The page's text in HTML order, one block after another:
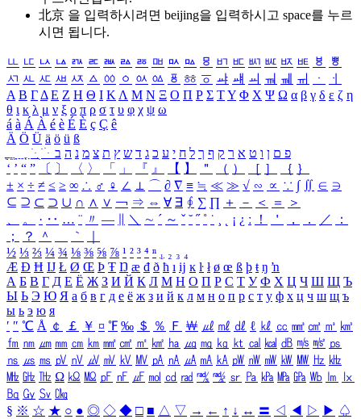
北京 을 입력하시려면 beijing을 입력하시고 space를 누르
시면 됩니다.
ㅥ ㅦ ㅧ ㅨ ㅩ ㅪ ㅫ ㅬ ㅭ ㅮ ㅯ ㅰ ㅱ ㅲ ㅳ ㅴ ㅵ ㅶ ㅷ ㅸ
ㅹ
ㅺ ㅻ ㅼ ㅽ ㅾ ㅿ ㆀ ㆁ ㆂ ㆃ ㆄ ㆅ ㆆ ㆇ ㆈ ㆉ ㆊ ㆋ ㆌ ㆍ
ㆎ
Α Β ΓΔ Ε Ζ Η Θ Ι ΚΛ Μ Ν Ξ Ο Π Ρ Σ ΤΥ Φ Χ Ψ Ω α β γ δ ε ζ η
θ ι κ λ μ ν ξ ο π ρ σ τ υ φ χ ψ ω
á à Á À é è É È ç Ç ê
Ä Ö Ü ä ö ü ß
ִֶֹ ֻּ ׁׂ פ ם ן ו ט א ר ק ף ך ל ח י ע כ ג ד ש ץ ת צ מ נ ה ב
‘ ’ “ ” 〔 〕 〈 〉 「 」 『 』 【 】 ＂ （ ） ［ ］ ｛ ｝
± × ÷ ≠ ≤ ≥ ∞ ∴ ♂ ♀ ∠ ⊥ ⌒ ∂ ∇ ≡ ≒ ≪ ≫ √ ∽ ∝ ∵ ∫ ∬ ∈ ∋
⊆ ⊇ ⊂ ⊃ ∪ ∩ ∧ ∨ ￢ ⇒ ⇔ ∀ ∃ ∮ ∑ ∏ ＋ － ＜ ＝
＞
、
。 · ‥ … ¨ 〃 ― ＼ ∼ ´ ～ ˇ ˘ ˝ ˚ ˙ ¸ ¡ ¿ ː ！ ＇ ， ． ／
：
；
？ ＾ ｀
½ ⅓ ⅔ ¼ ¾ ⅛ ⅜ ⅝ ⅞ ¹ ² ³ ⁴ ⁿ ₁ ₂ ₃ ₄
Æ Ð Ħ Ĳ Ł Ø Œ Þ Ŧ Ŋ æ đ ð ħ ı ĳ ĸ ŀ ł ø œ ß þ ŧ ŋ ŉ
А Б В Г Д Е Ё Ж З И Й К Л М Н О П Р С Т У Ф Х Ц Ч Ш Щ Ъ
Ы Ь Э Ю Я а б в г д е ё ж з и й к л м н о п р с т у ф х ц ч ш щ ъ
ы ь э ю я
′ ″ ℃ Å ￠ ￡ ￥ ¤ ℉ ‰ ＄ ％ Ｆ ￦ ㎕ ㎖ ㎗ ℓ ㎘ ㏄ ㎣ ㎤ ㎥ ㎦
㎙ ㎚ ㎛ ㎜ ㎝ ㎞ ㎟ ㎠ ㎡ ㎢ ㏊ ㎍ ㎎ ㎏ ㏏ ㎈ ㎉ ㏈ ㎧ ㎨ ㎰
㎱ ㎲ ㎳ ㎴ ㎵ ㎶ ㎷ ㎸ ㎹ ㎀ ㎁ ㎂ ㎃ ㎄ ㎺ ㎻ ㎽ ㎾ ㎿ ㎐ ㎑
㎒ ㎓ ㎔ Ω ㏀ ㏁ ㎊ ㎋ ㎌ ㏖ ㏅ ㎭ ㎮ ㎯ ㏛ ㎩ ㎪ ㎫ ㎬ ㏝ ㏐
㏓
㏃ ㏉ ㏜ ㏆
§ ※ ☆ ★ ○ ● ◎ ◇ ◆ □ ■ △ ▽ → ← ↑ ↓ ↔ 〓 ◁ ◀ ▷ ▶ ♤